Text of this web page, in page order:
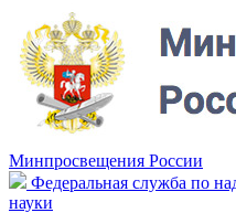
Минпросвещения России
Федеральная служба по
науки